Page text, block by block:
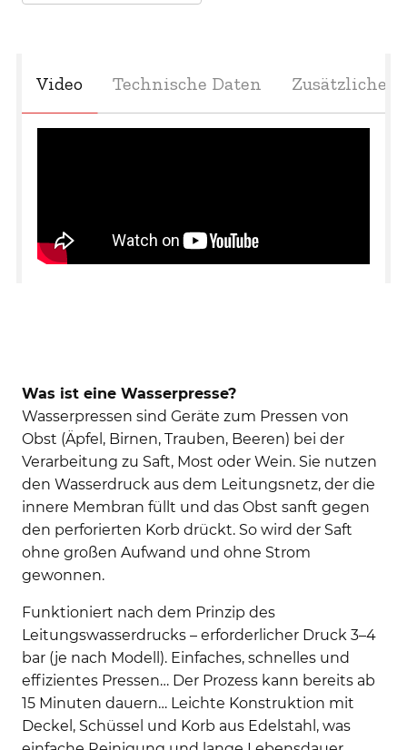
Video Technische Daten Zusätzliche
Was ist eine Wasserpresse?
Wasserpressen sind Geräte zum Pressen von
Obst (Äpfel, Birnen, Trauben, Beeren) bei der
Verarbeitung zu Saft, Most oder Wein. Sie nutzen
den Wasserdruck aus dem Leitungsnetz, der die
innere Membran füllt und das Obst sanft gegen
den perforierten Korb drückt. So wird der Saft
ohne großen Aufwand und ohne Strom
gewonnen.
Funktioniert nach dem Prinzip des
Leitungswasserdrucks – erforderlicher Druck 3–4
bar (je nach Modell). Einfaches, schnelles und
effizientes Pressen… Der Prozess kann bereits ab
15 Minuten dauern… Leichte Konstruktion mit
Deckel, Schüssel und Korb aus Edelstahl, was